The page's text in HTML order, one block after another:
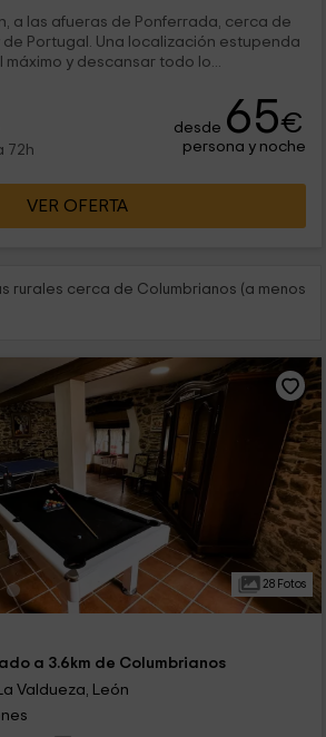
a las afueras de Ponferrada, cerca de
Portugal. Una localización estupenda
y descansar todo lo...
72h
desde 65€
persona y noche
VER OFERTA
rurales cerca de Columbrianos (a menos
28 Fotos
a 3.6km de Columbrianos
Valdueza, León